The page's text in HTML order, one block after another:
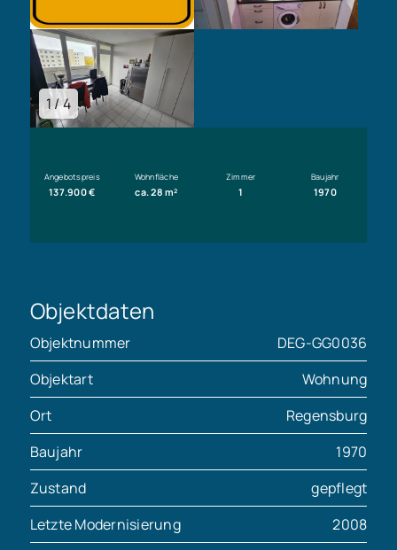
1 / 4
Angebotspreis
137.900 €
Wohnfläche
ca. 28 m²
Zimmer
1
Baujahr
1970
Objektdaten
Objektnummer
DEG-GG0036
Objektart
Wohnung
Ort
Regensburg
Baujahr
1970
Zustand
gepflegt
Letzte Modernisierung
2008